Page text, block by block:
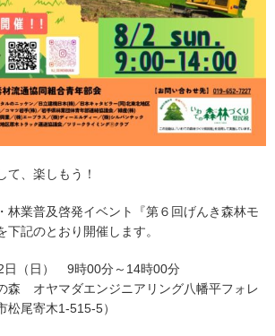
て、楽しもう！
林業普及啓発イベント『第６回げんき森林モ
下記のとおり開催します。
（日） 9時00分～14時00分
オヤマダエンジニアリング八幡平フォレ
松尾寄木1-515-5）